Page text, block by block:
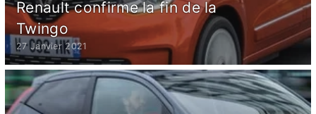
Renault confirme la fin de la
Twingo
27 Janvier 2021